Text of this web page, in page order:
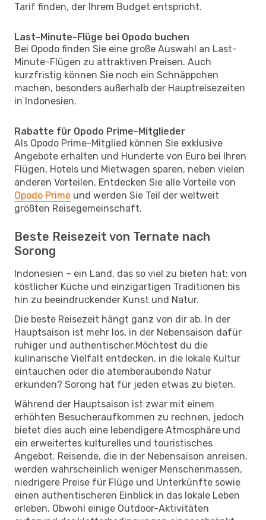
Tarif finden, der Ihrem Budget entspricht.
Last-Minute-Flüge bei Opodo buchen
Bei Opodo finden Sie eine große Auswahl an Last-
Minute-Flügen zu attraktiven Preisen. Auch
kurzfristig können Sie noch ein Schnäppchen
machen, besonders außerhalb der Hauptreisezeiten
in Indonesien.
Rabatte für Opodo Prime-Mitglieder
Als Opodo Prime-Mitglied können Sie exklusive
Angebote erhalten und Hunderte von Euro bei Ihren
Flügen, Hotels und Mietwagen sparen, neben vielen
anderen Vorteilen. Entdecken Sie alle Vorteile von
Opodo Prime und werden Sie Teil der weltweit
größten Reisegemeinschaft.
Beste Reisezeit von Ternate nach
Sorong
Indonesien – ein Land, das so viel zu bieten hat: von
köstlicher Küche und einzigartigen Traditionen bis
hin zu beeindruckender Kunst und Natur.
Die beste Reisezeit hängt ganz von dir ab. In der
Hauptsaison ist mehr los, in der Nebensaison dafür
ruhiger und authentischer.Möchtest du die
kulinarische Vielfalt entdecken, in die lokale Kultur
eintauchen oder die atemberaubende Natur
erkunden? Sorong hat für jeden etwas zu bieten.
Während der Hauptsaison ist zwar mit einem
erhöhten Besucheraufkommen zu rechnen, jedoch
bietet dies auch eine lebendigere Atmosphäre und
ein erweitertes kulturelles und touristisches
Angebot. Reisende, die in der Nebensaison anreisen,
werden wahrscheinlich weniger Menschenmassen,
niedrigere Preise für Flüge und Unterkünfte sowie
einen authentischeren Einblick in das lokale Leben
erleben. Obwohl einige Outdoor-Aktivitäten